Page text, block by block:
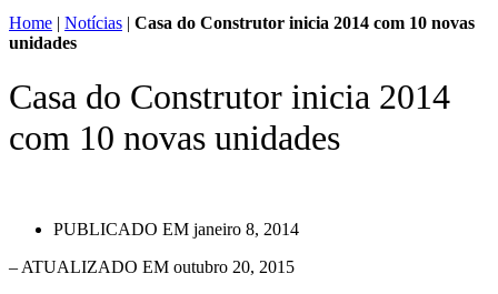
Home | Notícias | Casa do Construtor inicia 2014 com 10 novas
unidades
Casa do Construtor inicia 2014
com 10 novas unidades
PUBLICADO EM janeiro 8, 2014
– ATUALIZADO EM outubro 20, 2015